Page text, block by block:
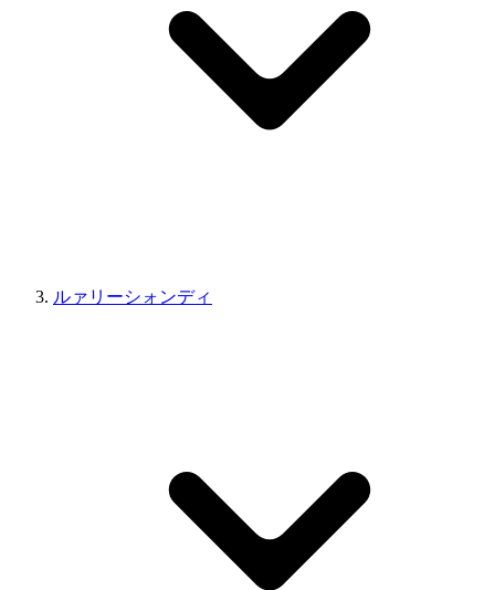
ルァリーシォンディ